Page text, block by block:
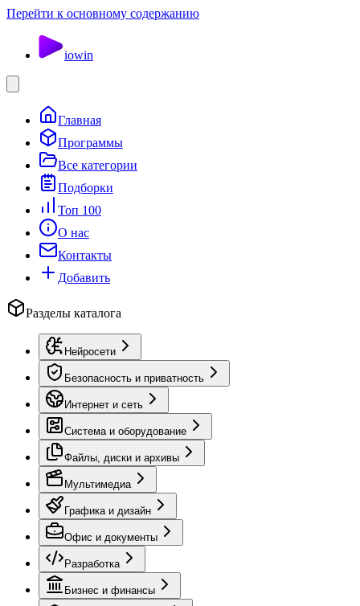
Перейти к основному содержанию
iowin
Главная
Программы
Все категории
Подборки
Топ 100
О нас
Контакты
Добавить
Разделы каталога
Нейросети
Безопасность и приватность
Интернет и сеть
Система и оборудование
Файлы, диски и архивы
Мультимедиа
Графика и дизайн
Офис и документы
Разработка
Бизнес и финансы